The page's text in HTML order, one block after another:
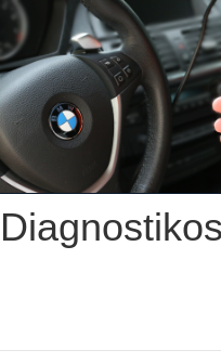
Skip
to
content